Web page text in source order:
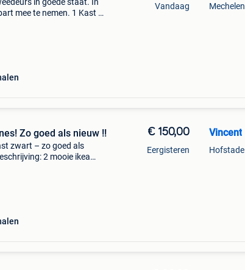
mee te nemen. 1 Kast =
Vandaag Mechelen
Zo goed als nieuw !!
zwart – zo goed als
2 mooie ikea
€ 150,00
Eergisteren
Vincent
Hofstade